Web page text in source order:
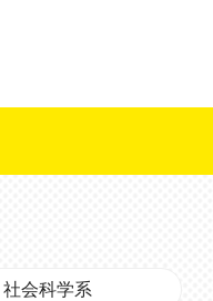
社会科学系